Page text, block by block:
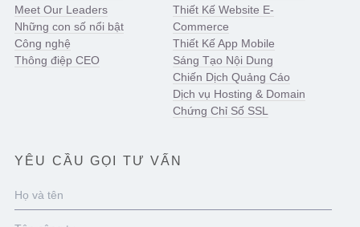
Meet Our Leaders
Những con số nổi bật
Công nghệ
Thông điệp CEO
Thiết Kế Website E-
Commerce
Thiết Kế App Mobile
Sáng Tạo Nội Dung
Chiến Dịch Quảng Cáo
Dịch vụ Hosting & Domain
Chứng Chỉ Số SSL
YÊU CẦU GỌI TƯ VẤN